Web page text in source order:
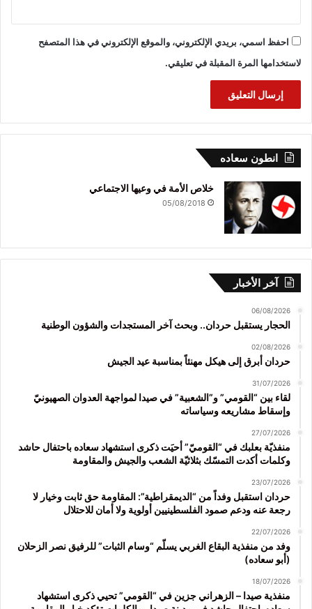
احفظ اسمي، بريدي الإلكتروني، والموقع الإلكتروني في هذا المتصفح
لاستخدامها المرة المقبلة في تعليقي.
انطون سعاده
خلاص الأمة في وعيها الاجتماعي
05/08/2018
آخر الأخبار
06/08/2026
الحجار يستقبل حردان.. وبحث آخر المستجدات والشؤون الوطنية
02/08/2026
حردان أبرق إلى هيكل مهنئاً بمناسبة عيد الجيش
31/07/2026
لقاء بين “القومي” و”الشعبية” في صيدا لمواجهة العدوان الصهيونيّ
وإسقاط مشاريعه وسياساته
27/07/2026
منفذيّة بعلبك في “القوميّ” أحيَت ذكرى استشهاد سعاده باحتفال حاشد
وكلمات أكدت التمسّك بثلاثيّة الشعب والجيش والمقاومة
23/07/2026
حردان استقبل وفداً من “الديمقراطية”: المقاومة حق ثابت وخيار لا
رجعة عنه ودعم صمود الفلسطينيين أولوية ولا أمان للاحتلال
22/07/2026
وفد من منفذية البقاع الغربي يسلّم “وسام الثبات” للرفيق نصر الزحلان
(أبو سعاده)
18/07/2026
منفذية صيدا – الزهراني جزين في “القومي” تحيي ذكرى استشهاد